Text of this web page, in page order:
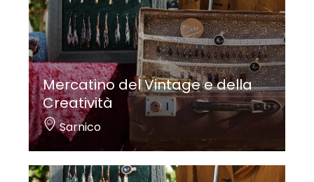
Mercatino del Vintage e della
Creatività
Sarnico